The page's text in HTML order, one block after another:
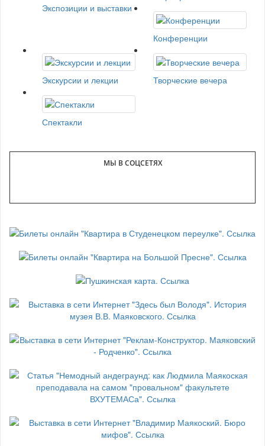
Экспозиции и выставки
Конференции
Экскурсии и лекции Творческие вечера
Спектакли
МЫ В СОЦСЕТЯХ